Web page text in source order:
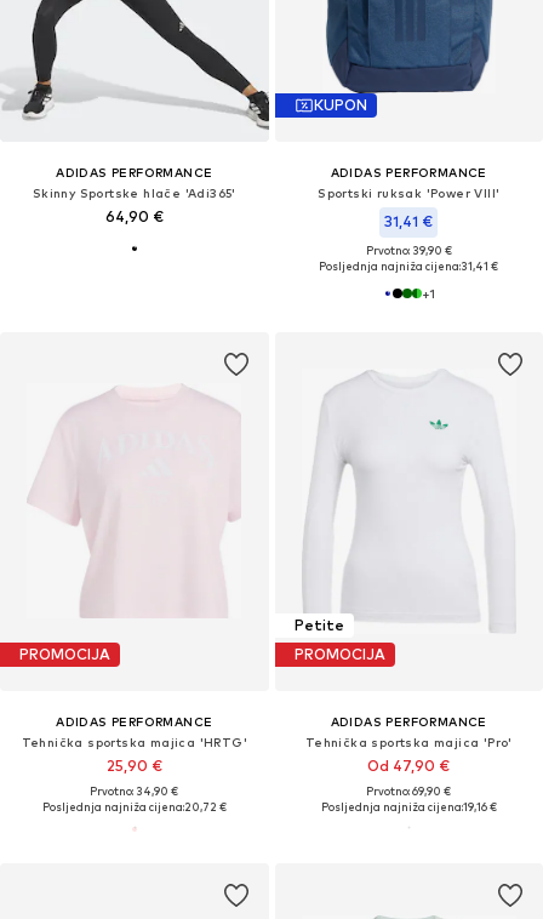
ADIDAS PERFORMANCE
Skinny Sportske hlače 'Adi365'
64,90 €
KUPON
ADIDAS PERFORMANCE
Sportski ruksak 'Power VIII'
31,41 €
Prvotno: 39,90 €
Posljednja najniža cijena:31,41 €
+1
PROMOCIJA
ADIDAS PERFORMANCE
Tehnička sportska majica 'HRTG'
25,90 €
Prvotno: 34,90 €
Posljednja najniža cijena:20,72 €
Petite
PROMOCIJA
ADIDAS PERFORMANCE
Tehnička sportska majica 'Pro'
Od 47,90 €
Prvotno: 69,90 €
Posljednja najniža cijena:19,16 €